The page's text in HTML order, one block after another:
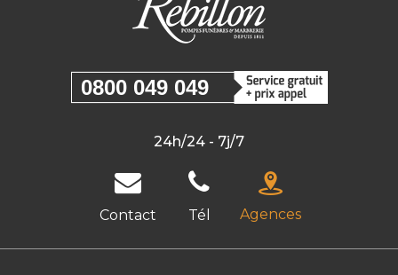
0800 049 049
24h/24 - 7j/7
Contact Tél Agences